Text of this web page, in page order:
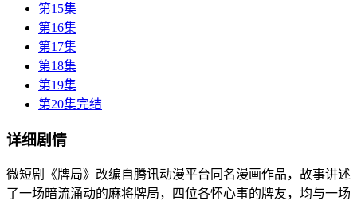
第15集
第16集
第17集
第18集
第19集
第20集完结
详细剧情
微短剧《牌局》改编自腾讯动漫平台同名漫画作品，故事讲述
了一场暗流涌动的麻将牌局，四位各怀心事的牌友，均与一场